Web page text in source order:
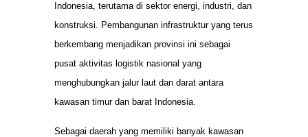
Indonesia, terutama di sektor energi, industri, dan
konstruksi. Pembangunan infrastruktur yang terus
berkembang menjadikan provinsi ini sebagai
pusat aktivitas logistik nasional yang
menghubungkan jalur laut dan darat antara
kawasan timur dan barat Indonesia.
Sebagai daerah yang memiliki banyak kawasan